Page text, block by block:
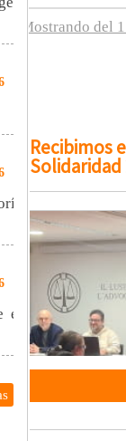
Mostrando del
Recibimos
Solidaridad